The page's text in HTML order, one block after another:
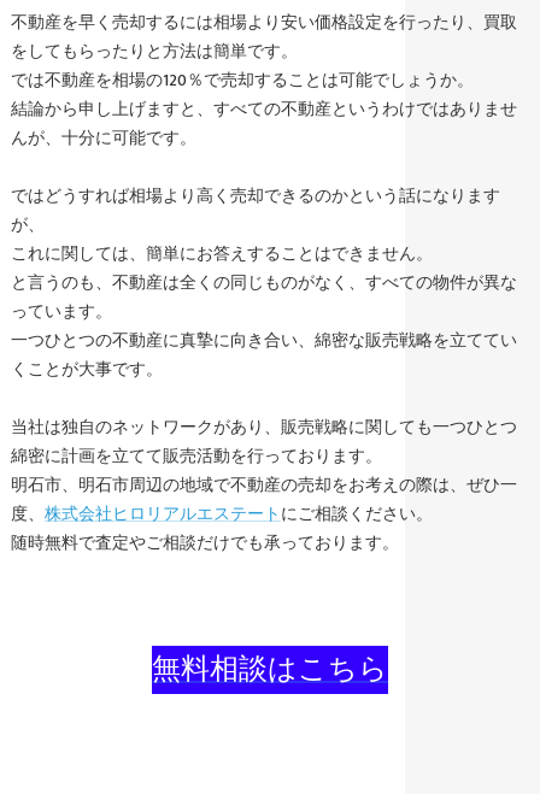
不動産を早く売却するには相場より安い価格設定を行ったり、買取
をしてもらったりと方法は簡単です。
では不動産を相場の120％で売却することは可能でしょうか。
結論から申し上げますと、すべての不動産というわけではありませ
んが、十分に可能です。
ではどうすれば相場より高く売却できるのかという話になります
が、
これに関しては、簡単にお答えすることはできません。
と言うのも、不動産は全くの同じものがなく、すべての物件が異な
っています。
一つひとつの不動産に真摯に向き合い、綿密な販売戦略を立ててい
くことが大事です。
当社は独自のネットワークがあり、販売戦略に関しても一つひとつ
綿密に計画を立てて販売活動を行っております。
明石市、明石市周辺の地域で不動産の売却をお考えの際は、ぜひ一
度、 株式会社ヒロリアルエステートにご相談ください。
随時無料で査定やご相談だけでも承っております。
無料相談はこちら